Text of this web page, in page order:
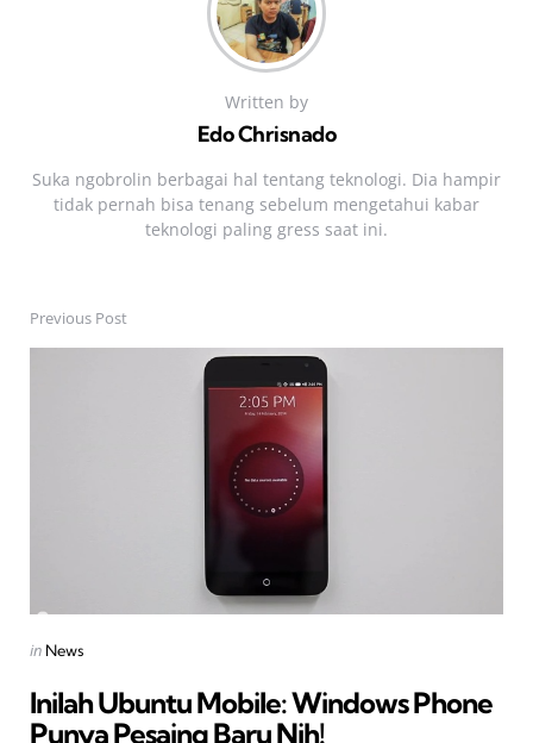
Written by
Edo Chrisnado
Suka ngobrolin berbagai hal tentang teknologi. Dia hampir
tidak pernah bisa tenang sebelum mengetahui kabar
teknologi paling gress saat ini.
PostPrevious Post
Posted
in News
Inilah Ubuntu Mobile: Windows Phone
Punya Pesaing Baru Nih!